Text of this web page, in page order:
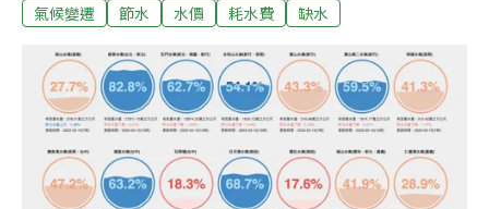
節水效果有限。政府今年針對用水大戶啟動耗水費，水利
產業端大多願意配合節水。台水公司評估水價合理化 經濟
部：目前無規劃調漲台灣自來水公司水價自1994年實施至
今，近29年未調整，行政院副院長鄭文燦日前受訪提到，
水價累進費率是「必然的趨勢」。台水公司日前送交「台
水公司檢討水價合理結構」書面報告予立法院，報告中分
氣候變遷 節水 水價 耗水費 缺水